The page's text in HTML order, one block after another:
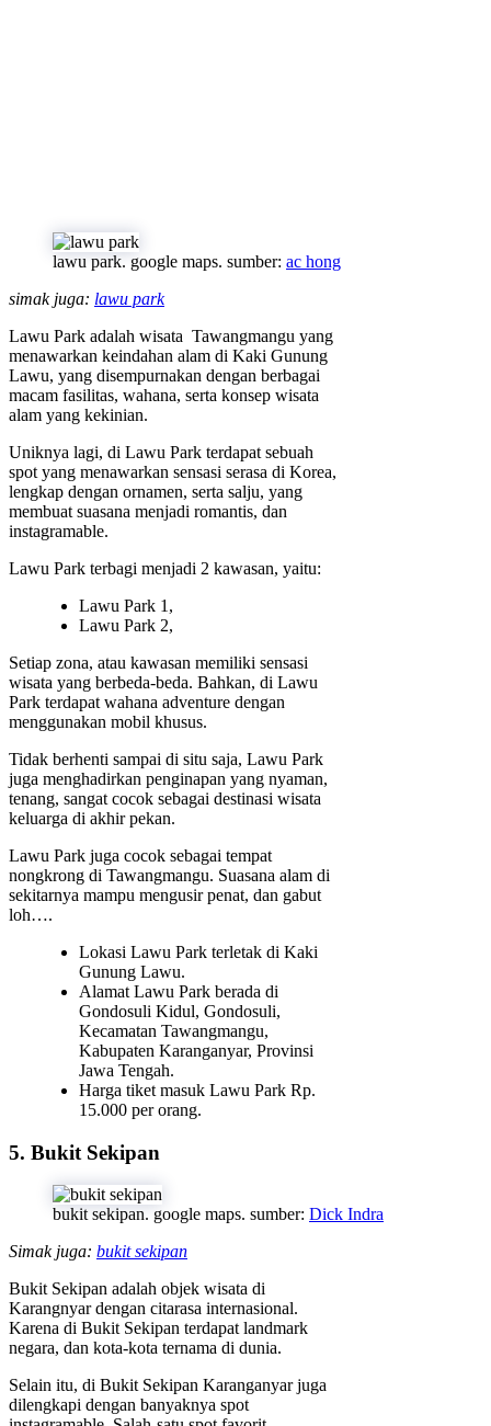
lawu park. google maps. sumber: ac hong
simak juga: lawu park
Lawu Park adalah wisata Tawangmangu yang
menawarkan keindahan alam di Kaki Gunung
Lawu, yang disempurnakan dengan berbagai
macam fasilitas, wahana, serta konsep wisata
alam yang kekinian.
Uniknya lagi, di Lawu Park terdapat sebuah
spot yang menawarkan sensasi serasa di Korea,
lengkap dengan ornamen, serta salju, yang
membuat suasana menjadi romantis, dan
instagramable.
Lawu Park terbagi menjadi 2 kawasan, yaitu:
Lawu Park 1,
Lawu Park 2,
Setiap zona, atau kawasan memiliki sensasi
wisata yang berbeda-beda. Bahkan, di Lawu
Park terdapat wahana adventure dengan
menggunakan mobil khusus.
Tidak berhenti sampai di situ saja, Lawu Park
juga menghadirkan penginapan yang nyaman,
tenang, sangat cocok sebagai destinasi wisata
keluarga di akhir pekan.
Lawu Park juga cocok sebagai tempat
nongkrong di Tawangmangu. Suasana alam di
sekitarnya mampu mengusir penat, dan gabut
loh….
Lokasi Lawu Park terletak di Kaki
Gunung Lawu.
Alamat Lawu Park berada di
Gondosuli Kidul, Gondosuli,
Kecamatan Tawangmangu,
Kabupaten Karanganyar, Provinsi
Jawa Tengah.
Harga tiket masuk Lawu Park Rp.
15.000 per orang.
5. Bukit Sekipan
bukit sekipan. google maps. sumber: Dick Indra
Simak juga: bukit sekipan
Bukit Sekipan adalah objek wisata di
Karangnyar dengan citarasa internasional.
Karena di Bukit Sekipan terdapat landmark
negara, dan kota-kota ternama di dunia.
Selain itu, di Bukit Sekipan Karanganyar juga
dilengkapi dengan banyaknya spot